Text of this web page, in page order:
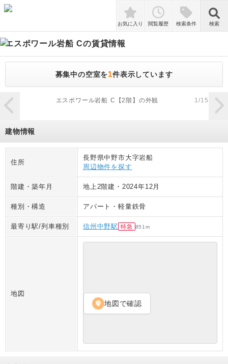
検索
お気に入り 閲覧履歴 検索条件 検索
エスポワール岩船 Cの賃貸情報
募集中の空室を1件表示しています
zoom_in
エスポワール岩船 C【2階】の外観 1/15
建物情報
住所
長野県中野市大字岩船
周辺物件を探す
階建・築年月 地上2階建 ・ 2024年12月
種別・構造 アパート ・軽量鉄骨
最寄り駅/列車種別 信州中野駅 特急 851m
地図
location_on 地図で確認